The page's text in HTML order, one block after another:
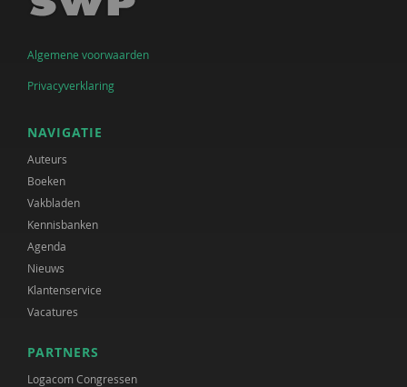
Algemene voorwaarden
Privacyverklaring
NAVIGATIE
Auteurs
Boeken
Vakbladen
Kennisbanken
Agenda
Nieuws
Klantenservice
Vacatures
PARTNERS
Logacom Congressen